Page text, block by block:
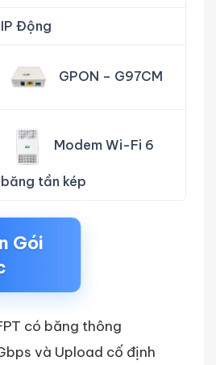
IP Động
GPON – G97CM
Modem Wi-Fi 6
băng tần kép
Gói
có băng thông
và Upload cố định